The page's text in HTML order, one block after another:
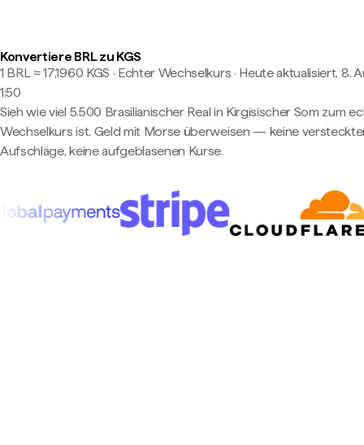
Konvertiere BRL zu KGS
1 BRL ≈ 17,1960 KGS · Echter Wechselkurs · Heute aktualisiert, 8.
1:50
Sieh wie viel 5.500 Brasilianischer Real in Kirgisischer Som zum
Wechselkurs ist. Geld mit Morse überweisen — keine
Aufschläge, keine aufgeblasenen Kurse.